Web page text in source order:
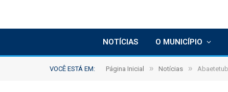
NOTÍCIAS O MUNICÍPIO
VOCÊ ESTÁ EM: Página Inicial » Notícias »